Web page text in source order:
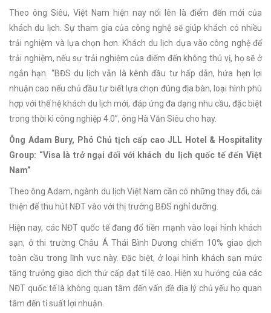
Theo ông Siêu, Việt Nam hiện nay nổi lên là điểm đến mới của
khách du lịch. Sự tham gia của công nghệ sẽ giúp khách có nhiều
trải nghiệm và lựa chọn hơn. Khách du lịch dựa vào công nghệ để
trải nghiệm, nếu sự trải nghiệm của điểm đến không thú vị, họ sẽ ở
ngắn hạn. “BĐS du lịch vẫn là kênh đầu tư hấp dẫn, hứa hẹn lợi
nhuận cao nếu chủ đầu tư biết lựa chọn đúng địa bàn, loại hình phù
hợp với thế hệ khách du lịch mới, đáp ứng đa dạng nhu cầu, đặc biệt
trong thời kì công nghiệp 4.0”, ông Hà Văn Siêu cho hay.
Ông Adam Bury, Phó Chủ tịch cấp cao JLL Hotel & Hospitality
Group: “Visa là trở ngại đối với khách du lịch quốc tế đến Việt
Nam”
Theo ông Adam, ngành du lịch Việt Nam cần có những thay đổi, cải
thiện để thu hút NĐT vào với thị trường BĐS nghỉ dưỡng.
Hiện nay, các NĐT quốc tế đang đổ tiền mạnh vào loại hình khách
sạn, ở thi trường Châu Á Thái Bình Dương chiếm 10% giao dịch
toàn cầu trong lĩnh vực này. Đặc biệt, ở loại hình khách sạn mức
tăng trưởng giao dịch thứ cấp đạt tỉ lệ cao. Hiện xu hướng của các
NĐT quốc tế là không quan tâm đến vấn đề địa lý chủ yếu họ quan
tâm đến tỉ suất lợi nhuận.